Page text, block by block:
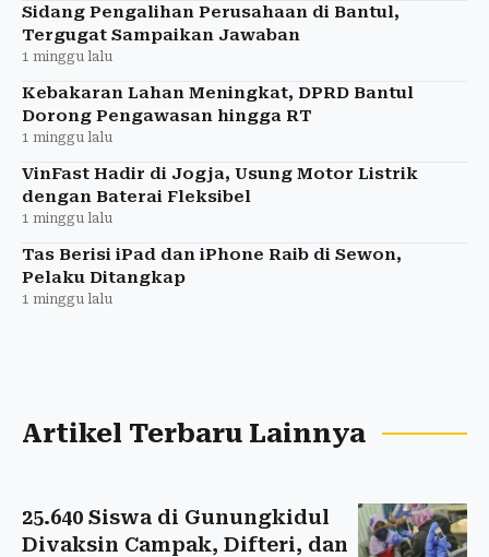
Sidang Pengalihan Perusahaan di Bantul,
Tergugat Sampaikan Jawaban
1 minggu lalu
Kebakaran Lahan Meningkat, DPRD Bantul
Dorong Pengawasan hingga RT
1 minggu lalu
VinFast Hadir di Jogja, Usung Motor Listrik
dengan Baterai Fleksibel
1 minggu lalu
Tas Berisi iPad dan iPhone Raib di Sewon,
Pelaku Ditangkap
1 minggu lalu
Artikel Terbaru Lainnya
25.640 Siswa di Gunungkidul
Divaksin Campak, Difteri, dan